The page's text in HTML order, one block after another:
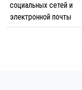
социальных сетей и
электронной почты